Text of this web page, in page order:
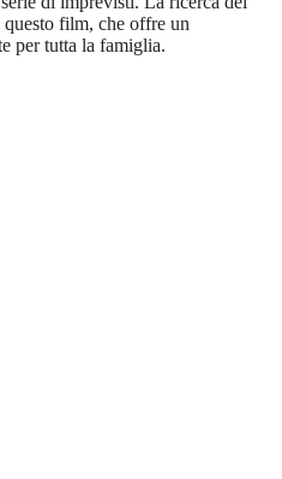
film, che offre un
per tutta la famiglia.